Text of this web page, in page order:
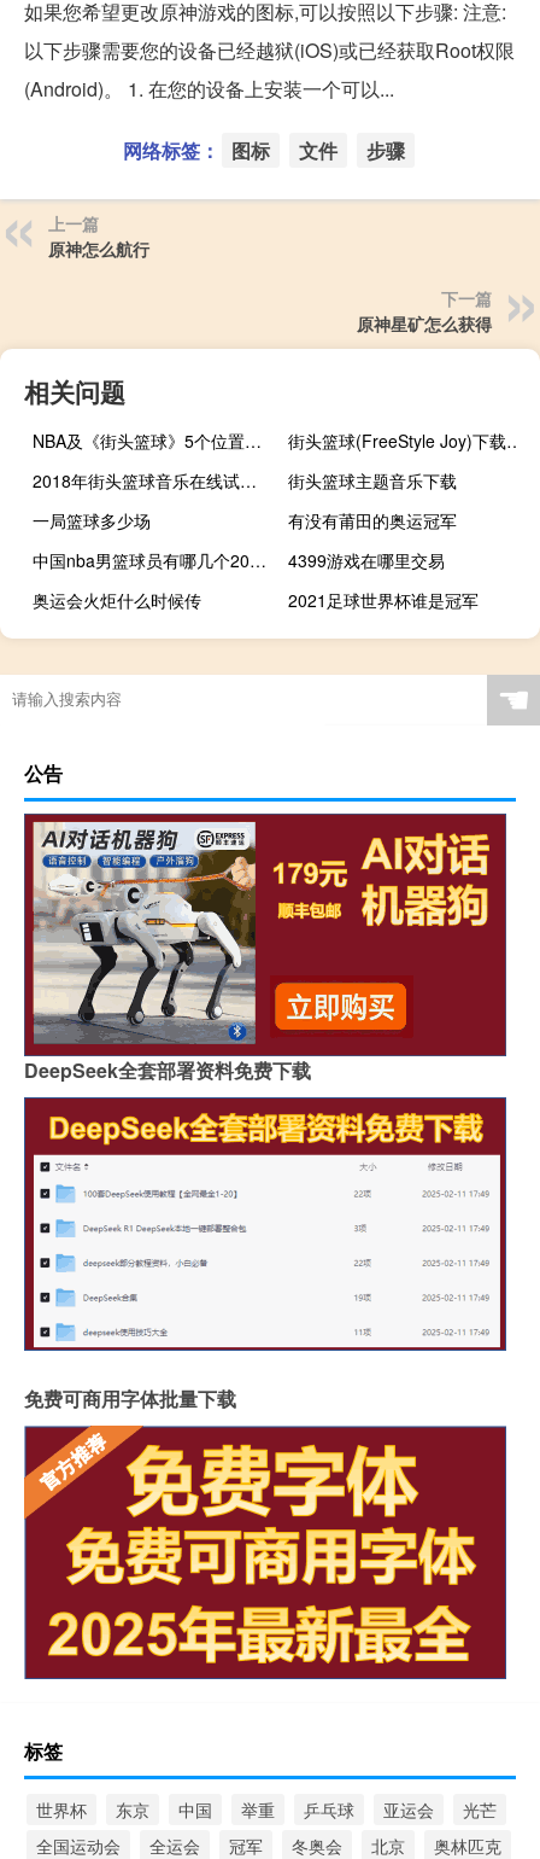
如果您希望更改原神游戏的图标,可以按照以下步骤: 注意:
以下步骤需要您的设备已经越狱(iOS)或已经获取Root权限
(Android)。 1. 在您的设备上安装一个可以...
网络标签： 图标 文件 步骤
上一篇
原神怎么航行
下一篇
原神星矿怎么获得
相关问题
NBA及《街头篮球》5个位置的详细介绍
街头篮球(FreeStyle Joy)下载(电脑、安卓和IOS所有版本)
2018年街头篮球音乐在线试听及下载
街头篮球主题音乐下载
一局篮球多少场
有没有莆田的奥运冠军
中国nba男篮球员有哪几个2019
4399游戏在哪里交易
奥运会火炬什么时候传
2021足球世界杯谁是冠军
全运会外地车全天限行吗
奥运会跳水项目共几枚金牌
十四届全运会哪里举办
奥运会一共举办多少年了 ☚
公告
DeepSeek全套部署资料免费下载
免费可商用字体批量下载
标签
世界杯 东京 中国 举重 乒乓球 亚运会
光芒
全国运动会
全运会 冠军 冬奥会 北京
奥林匹克